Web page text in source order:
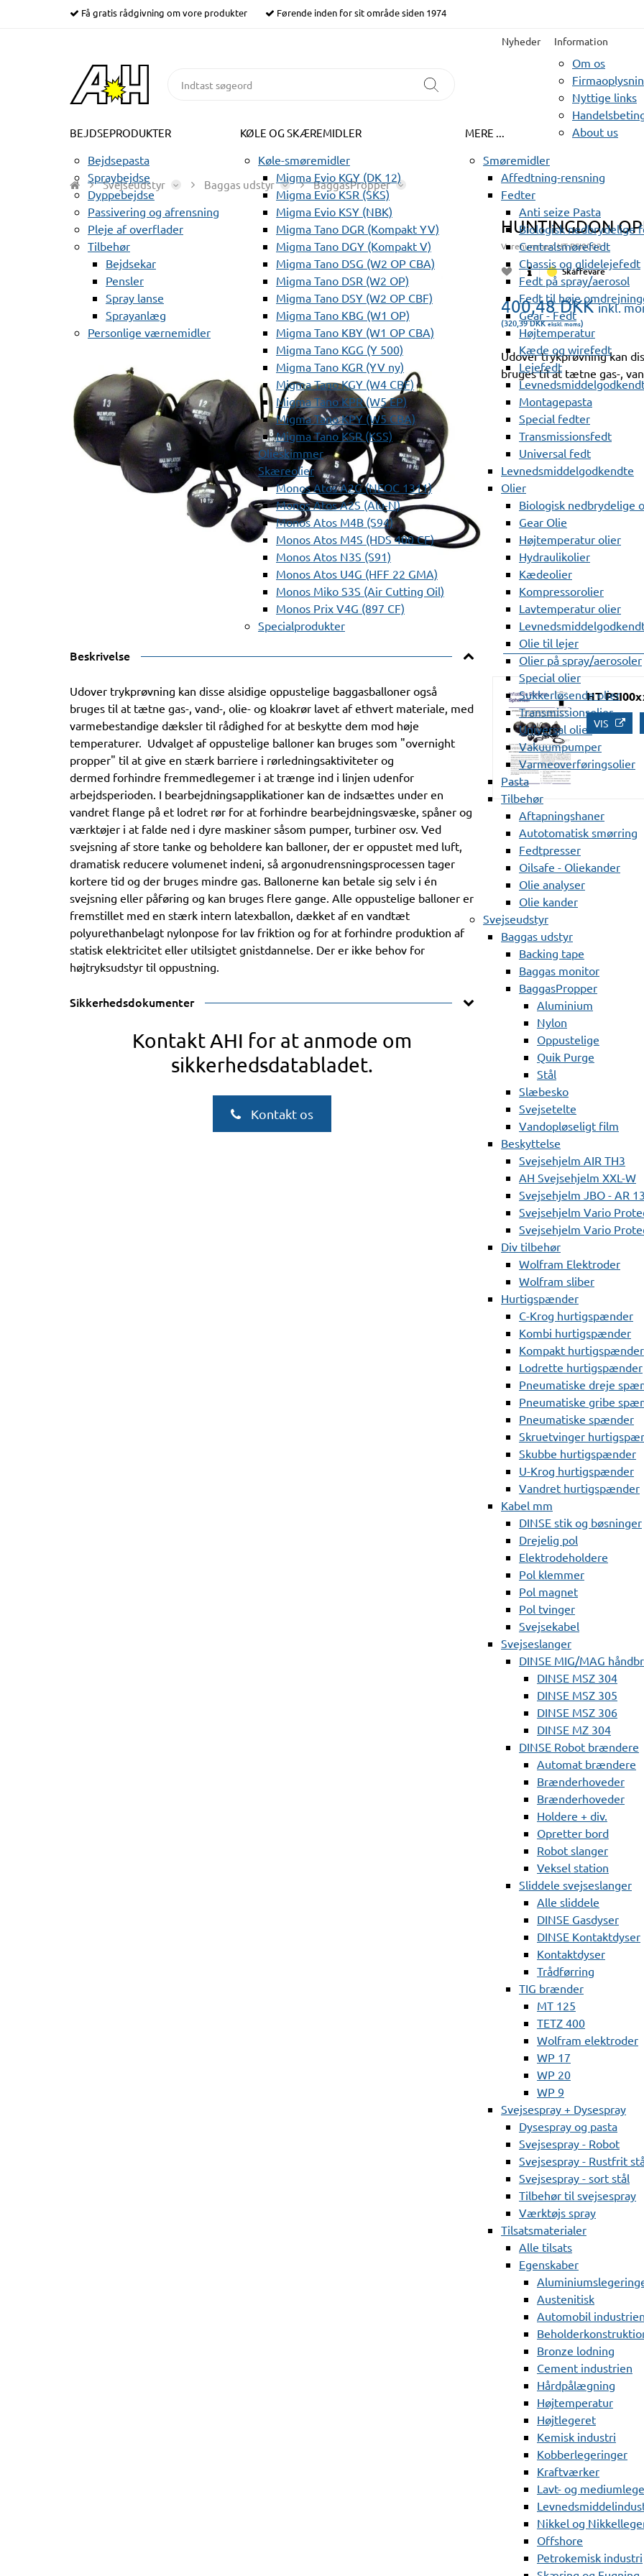
Få gratis rådgivning om vore produkter Førende inden for sit område siden 1974
Nyheder Information
Om os
Nyttige links
About us
BEJDSEPRODUKTER
Bejdsepasta
Spraybejdse
Dyppebejdse
Passivering og afrensning
Pleje af overflader
Tilbehør
Bejdsekar
Pensler
Spray lanse
Sprayanlæg
Personlige værnemidler
KØLE OG SKÆREMIDLER
Køle-smøremidler
Migma Evio KGY (DK 12)
Migma Evio KSR (SKS)
Migma Evio KSY (NBK)
Migma Tano DGR (Kompakt YV)
Migma Tano DGY (Kompakt V)
Migma Tano DSG (W2 OP CBA)
Migma Tano DSR (W2 OP)
Migma Tano DSY (W2 OP CBF)
Migma Tano KBG (W1 OP)
Migma Tano KBY (W1 OP CBA)
Migma Tano KGG (Y 500)
Migma Tano KGR (YV ny)
Migma Tano KGY (W4 CBF)
Migma Tano KPR (W5 EP)
Migma Tano KPY (W5 CBA)
Migma Tano KSR (KSS)
Olieskimmer
Skæreolier
Monos Atos A2G (NEOC 1311)
Monos Atos A2S (Alu-N)
Monos Atos M4B (S94)
Monos Atos M4S (HDS 400 CF)
Monos Atos N3S (S91)
Monos Atos U4G (HFF 22 GMA)
Monos Miko S3S (Air Cutting Oil)
Monos Prix V4G (897 CF)
Specialprodukter
MERE ...
Smøremidler
Affedtning-rensning
Fedter
Anti seize Pasta
Biologisk nedbrydelige
Centralsmørefedt
Chassis og glidelejefedt
Fedt på spray/aerosol
Fedt til høje
Gear - Fedt
Højtemperatur
Kæde og wirefedt
Lejefedt
Montagepasta
Special fedter
Transmissionsfedt
Universal fedt
Levnedsmiddelgodkendte
Olier
Biologisk nedbrydelige
Gear Olie
Højtemperatur olier
Hydraulikolier
Kædeolier
Kompressorolier
Lavtemperatur olier
Olie til lejer
Olier på spray/aerosoler
Special olier
Sukkerløsende olier
Transmissionsolier
Universal olier
Vakuumpumper
Varmeoverføringsolier
Pasta
Tilbehør
Aftapningshaner
Autotomatisk smørring
Fedtpresser
Oilsafe - Oliekander
Olie analyser
Olie kander
Svejseudstyr
Baggas udstyr
Backing tape
Baggas monitor
BaggasPropper
Aluminium
Nylon
Oppustelige
Quik Purge
Stål
Slæbesko
Svejsetelte
Vandopløseligt film
Beskyttelse
Svejsehjelm AIR TH3
AH Svejsehjelm XXL-W
Svejsehjelm JBO - AR
Svejsehjelm Vario
Svejsehjelm Vario
Div tilbehør
Wolfram Elektroder
Wolfram sliber
Hurtigspænder
C-Krog hurtigspænder
Kombi hurtigspænder
Kompakt hurtigspænder
Lodrette hurtigspænder
Pneumatiske dreje
Pneumatiske gribe
Pneumatiske spænder
Skruetvinger
Skubbe hurtigspænder
U-Krog hurtigspænder
Vandret hurtigspænder
Kabel mm
DINSE stik og bøsninger
Drejelig pol
Elektrodeholdere
Pol klemmer
Pol magnet
Pol tvinger
Svejsekabel
Svejseslanger
DINSE MIG/MAG
DINSE MSZ 304
DINSE MSZ 305
DINSE MSZ 306
DINSE MZ 304
DINSE Robot brændere
Automat brændere
Brænderhoveder
Brænderhoveder
Holdere + div.
Opretter bord
Robot slanger
Veksel station
Sliddele svejseslanger
Alle sliddele
DINSE Gasdyser
DINSE Kontaktdyser
Kontaktdyser
Trådførring
TIG brænder
MT 125
TETZ 400
Wolfram elektroder
WP 17
WP 20
WP 9
Svejsespray + Dysespray
Dysespray og pasta
Svejsespray - Robot
Svejsespray - Rustfrit
Svejsespray - sort stål
Tilbehør til svejsespray
Værktøjs spray
Tilsatsmaterialer
Alle tilsats
Egenskaber
Austenitisk
Automobil industrien
Bronze lodning
Cement industrien
Hårdpålægning
Højtemperatur
Højtlegeret
Kemisk industri
Kobberlegeringer
Kraftværker
Lavt- og
Nikkel og
Offshore
Petrokemisk industri
Svejseudstyr Baggas udstyr BaggasPropper
HUNTINGDON
Varenummer:HT PSI0002
Skaffevare
400,48DKK inkl.
(320,39DKK ekskl. moms)
Udover trykprøvning kan
bruges til at tætne gas-,
Beskrivelse
Udover trykprøvning kan disse alsidige oppustelige baggasballoner også
bruges til at tætne gas-, vand-, olie- og kloakrør lavet af ethvert materiale, med
varmebestandige dæksler til rådighed for at beskytte dem mod høje
temperaturer. Udvalget af oppustelige balloner kan bruges som "overnight
propper" til at give en stærk barriere i rørledningsaktiviteter og
dermed forhindre fremmedlegemer i at trænge ind i linjen udenfor
arbejdsperioden. I bearbejdningsapplikationer kan de indsættes under en
vandret flange på et lodret rør for at forhindre bearbejdningsvæske, spåner og
værktøjer i at falde ned i dyre maskiner såsom pumper, turbiner osv. Ved
svejsning af store tanke og beholdere kan balloner, der er oppustet med luft,
dramatisk reducere volumenet indeni, så argonudrensningsprocessen tager
kortere tid og der bruges mindre gas. Ballonerne kan betale sig selv i én
svejsning eller påføring og kan bruges flere gange. Alle oppustelige balloner er
fremstillet med en stærk intern latexballon, dækket af en vandtæt
polyurethanbelagt nylonpose for lav friktion og for at forhindre produktion af
statisk elektricitet eller utilsigtet gnistdannelse. Der er ikke behov for
højtryksudstyr til oppustning.
HT
VIS
Sikkerhedsdokumenter
Kontakt AHI for at anmode om
sikkerhedsdatabladet.
Kontakt os